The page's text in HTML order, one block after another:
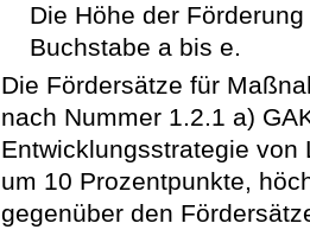
Die Höhe der
Buchstabe a bis e.
Die Fördersätze für
nach Nummer 1.2.1 a)
Entwicklungsstrategie von
um 10 Prozentpunkte,
gegenüber den